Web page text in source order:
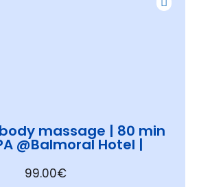
massage | 80 min
@Balmoral Hotel |
99.00€